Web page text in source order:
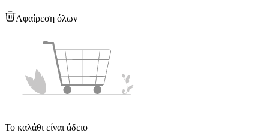
Αφαίρεση όλων
Το καλάθι είναι άδειο